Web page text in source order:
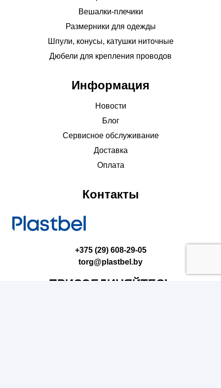
Вешалки-плечики
Размерники для одежды
Шпули, конусы, катушки ниточные
Дюбели для крепления проводов
Информация
Новости
Блог
Сервисное обслуживание
Доставка
Оплата
Контакты
+375 (29) 608-29-05
torg@plastbel.by
ПРИСОЕДИНЯЙТЕСЬ